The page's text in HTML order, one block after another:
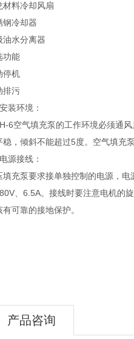
材料冷却风扇
钢冷却器
油水分离器
功能
停机
排污
装环境：
6空气填充泵的工作环境必须通
稳，倾斜不能超过5度。空气填充
源接线：
填充泵要求接单独控制的电源，
、6.5A。接线时要注意电机的
有可靠的接地保护。
产品咨询